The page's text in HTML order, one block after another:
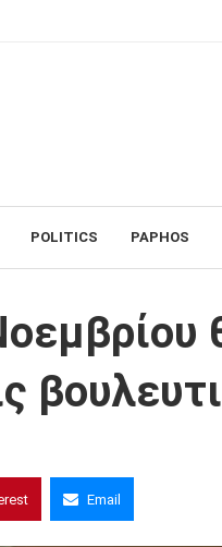
POLITICS PAPHOS
έτοιμο το ψηφοδέλτιο για τις
Email